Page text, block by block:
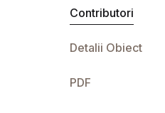
Contributori
Detalii Obiect
PDF